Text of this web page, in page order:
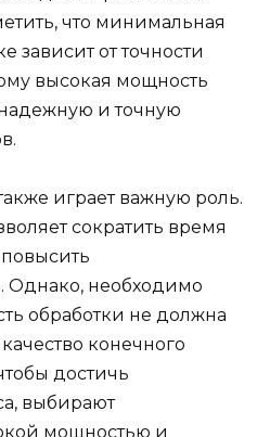
что минимальная
зависит от точности
высокая мощность
и точную
играет важную роль.
сократить время
Однако, необходимо
обработки не должна
конечного
достичь
выбирают
мощностью и